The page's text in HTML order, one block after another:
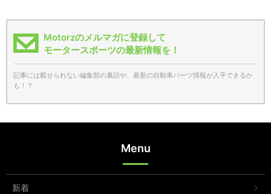
Motorzのメルマガに登録して
モータースポーツの最新情報を！
記事には載せられない編集部の裏話や、最新の自動車パーツ情報が入手できるか
も！？
Menu
新着